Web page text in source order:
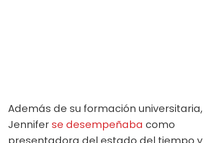
Además de su formación universitaria,
Jennifer se desempeñaba como